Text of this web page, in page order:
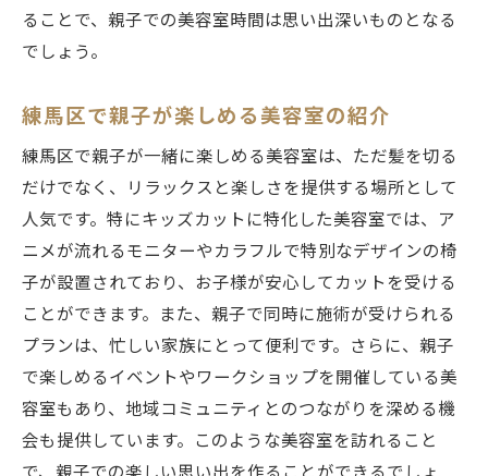
ることで、親子での美容室時間は思い出深いものとなる
でしょう。
練馬区で親子が楽しめる美容室の紹介
練馬区で親子が一緒に楽しめる美容室は、ただ髪を切る
だけでなく、リラックスと楽しさを提供する場所として
人気です。特にキッズカットに特化した美容室では、ア
ニメが流れるモニターやカラフルで特別なデザインの椅
子が設置されており、お子様が安心してカットを受ける
ことができます。また、親子で同時に施術が受けられる
プランは、忙しい家族にとって便利です。さらに、親子
で楽しめるイベントやワークショップを開催している美
容室もあり、地域コミュニティとのつながりを深める機
会も提供しています。このような美容室を訪れること